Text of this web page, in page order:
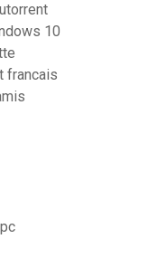
10
francais